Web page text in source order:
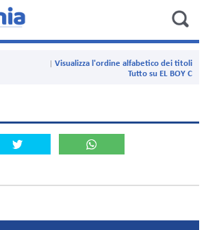
Visualizza l'ordine alfabetico dei titoli
Tutto su EL BOY C